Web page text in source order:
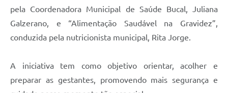
pela Coordenadora Municipal de Saúde Bucal, Juliana
Galzerano, e “Alimentação Saudável na Gravidez”,
conduzida pela nutricionista municipal, Rita Jorge.
A iniciativa tem como objetivo orientar, acolher e
preparar as gestantes, promovendo mais segurança e